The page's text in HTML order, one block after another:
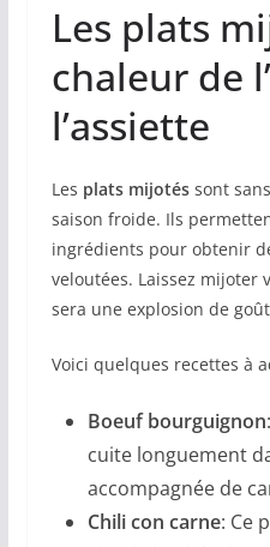
Les plats
chaleur de
l’assiette
Les plats mijotéssont
saison froide. Ils
ingrédients pour obtenir
veloutées. Laissez mijoter
sera une explosion de
Voici quelques recettes à
Boeuf bourguignon
cuite longuement
accompagnée de
Chili con carne: Ce